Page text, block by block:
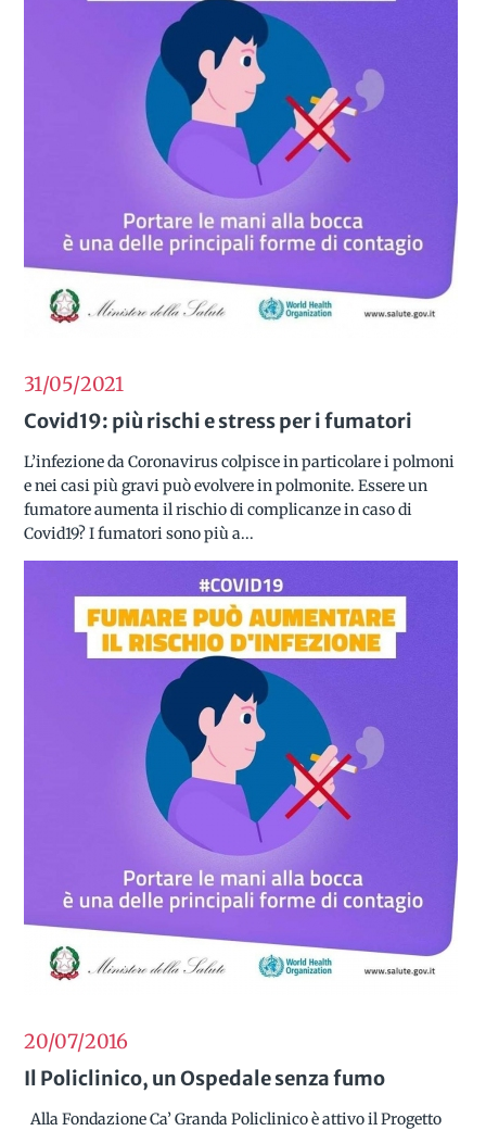
31/052021
Covid19: più rischi e stress per i fumatori
L’infezione da Coronavirus colpisce in particolare i polmoni
e nei casi più gravi può evolvere in polmonite. Essere un
fumatore aumenta il rischio di complicanze in caso di
Covid19? I fumatori sono più a...
20/072016
Il Policlinico, un Ospedale senza fumo
Alla Fondazione Ca’ Granda Policlinico è attivo il Progetto